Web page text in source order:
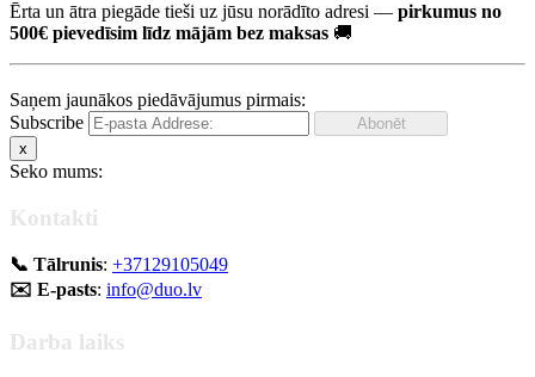
Ērta un ātra piegāde tieši uz jūsu norādīto adresi — pirkumus no
500€ pievedīsim līdz mājām bez maksas 🚚
Saņem jaunākos piedāvājumus pirmais:
Subscribe
x
Seko mums:
Kontakti
📞 Tālrunis: +37129105049
✉️ E-pasts: info@duo.lv
Darba laiks